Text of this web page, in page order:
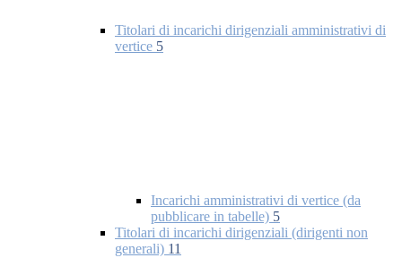
Titolari di incarichi dirigenziali amministrativi di
vertice 5
Incarichi amministrativi di vertice (da
pubblicare in tabelle) 5
Titolari di incarichi dirigenziali (dirigenti non
generali) 11